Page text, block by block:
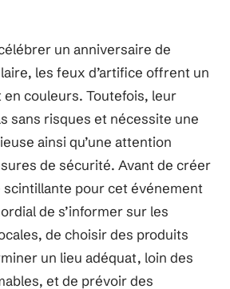
célébrer un anniversaire de
les feux d’artifice offrent un
en couleurs. Toutefois, leur
sans risques et nécessite une
ainsi qu’une attention
de sécurité. Avant de créer
pour cet événement
de s’informer sur les
de choisir des produits
un lieu adéquat, loin des
et de prévoir des